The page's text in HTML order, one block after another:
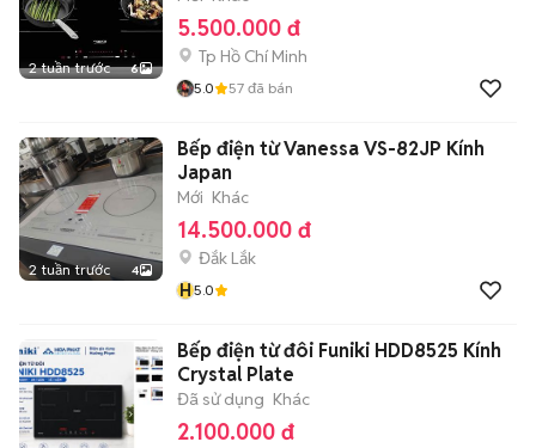
2 tuần trước 6
5.500.000 đ
Tp Hồ Chí Minh
5.0 57 đã bán
2 tuần trước 4
Bếp điện từ Vanessa VS-82JP Kính
Japan
Mới Khác
14.500.000 đ
Đắk Lắk
H5.0
Bếp điện từ đôi Funiki HDD8525 Kính
Crystal Plate
Đã sử dụng Khác
2.100.000 đ